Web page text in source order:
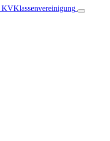
KVKlassenvereinigung